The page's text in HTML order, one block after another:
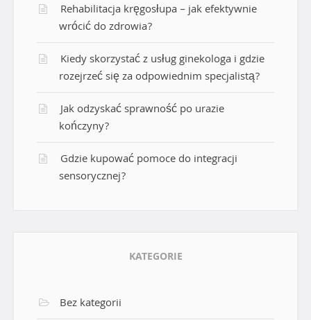
Rehabilitacja kręgosłupa – jak efektywnie
wrócić do zdrowia?
Kiedy skorzystać z usług ginekologa i gdzie
rozejrzeć się za odpowiednim specjalistą?
Jak odzyskać sprawność po urazie
kończyny?
Gdzie kupować pomoce do integracji
sensorycznej?
KATEGORIE
Bez kategorii